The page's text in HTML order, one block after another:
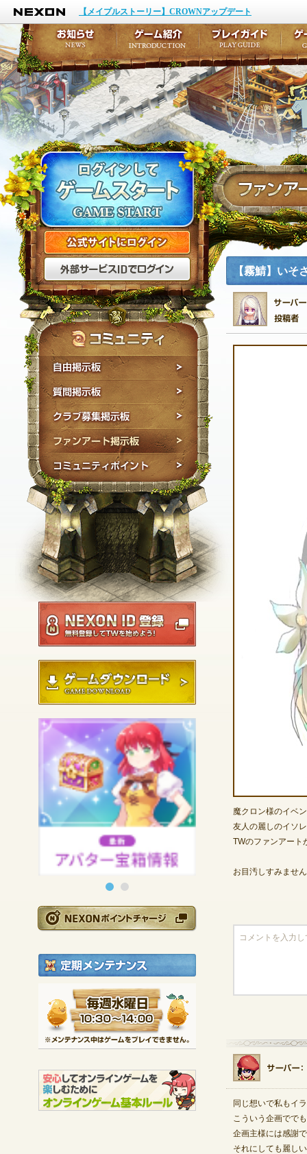
NEXON
【メイプルストーリー】CROWNアップデート
公式サイトにログイン
外部サービスIDでログ
NEXON ID登録
ゲームダウンロード
【霧鯖】いそ
魔クロン様のイベ
友人の麗しのイソ
TWのファンアート
お目汚しすみませ
同じ想いで私もイ
こういう企画でで
企画主様には感謝
それにしても麗し
お知らせ
イベント
アップデート
メンテナンス
ゲーム紹介
キャラクター作成
テイルズ初級者講座
ここだけは知ってお